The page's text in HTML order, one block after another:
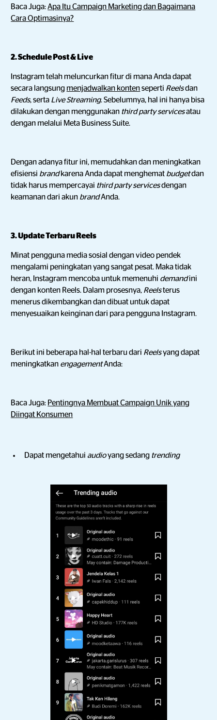
Baca Juga:Apa Itu Campaign Marketing dan Bagaimana
Cara Optimasinya?
2. Schedule Post & Live
Instagram telah meluncurkan fitur di mana Anda dapat
secara langsung menjadwalkan kontenseperti Reelsdan
Feeds, serta Live Streaming. Sebelumnya, hal ini hanya bisa
dilakukan dengan menggunakan third party servicesatau
dengan melalui Meta Business Suite.
Dengan adanya fitur ini, memudahkan dan meningkatkan
efisiensi brandkarena Anda dapat menghemat budgetdan
tidak harus mempercayai third party servicesdengan
keamanan dari akun brandAnda.
3. Update Terbaru Reels
Minat pengguna media sosial dengan video pendek
mengalami peningkatan yang sangat pesat. Maka tidak
heran, Instagram mencoba untuk memenuhi demandini
dengan konten Reels. Dalam prosesnya, Reelsterus
menerus dikembangkan dan dibuat untuk dapat
menyesuaikan keinginan dari para pengguna Instagram.
Berikut ini beberapa hal-hal terbaru dari Reelsyang dapat
meningkatkan engagementAnda:
Baca Juga: Pentingnya Membuat Campaign Unik yang
Diingat Konsumen
Dapat mengetahui audioyang sedang trending